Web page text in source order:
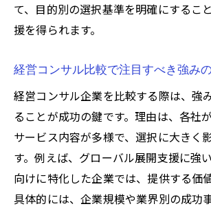
て、目的別の選択基準を明確にするこ
援を得られます。
経営コンサル比較で注目すべき強み
経営コンサル企業を比較する際は、強
ることが成功の鍵です。理由は、各社
サービス内容が多様で、選択に大きく
す。例えば、グローバル展開支援に強
向けに特化した企業では、提供する価
具体的には、企業規模や業界別の成功